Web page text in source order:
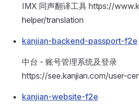
IMX 同声翻译工具 https://
helper/translation
kanjian-backend-passport-f2e
中台 - 账号管理系统及登录
https://see.kanjian.com/user-
kanjian-website-f2e